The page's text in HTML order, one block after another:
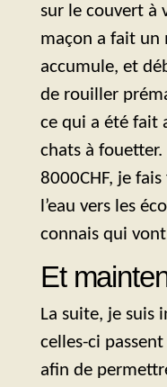
sur le couvert à
maçon a fait un
accumule, et
de rouiller
ce qui a été fait
chats à fouetter.
8000CHF, je
l’eau vers les
connais qui
Et
La suite, je suis
celles-ci
afin de